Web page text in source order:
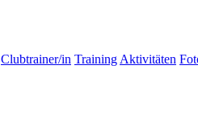
Clubtrainer/in Training Aktivitäten